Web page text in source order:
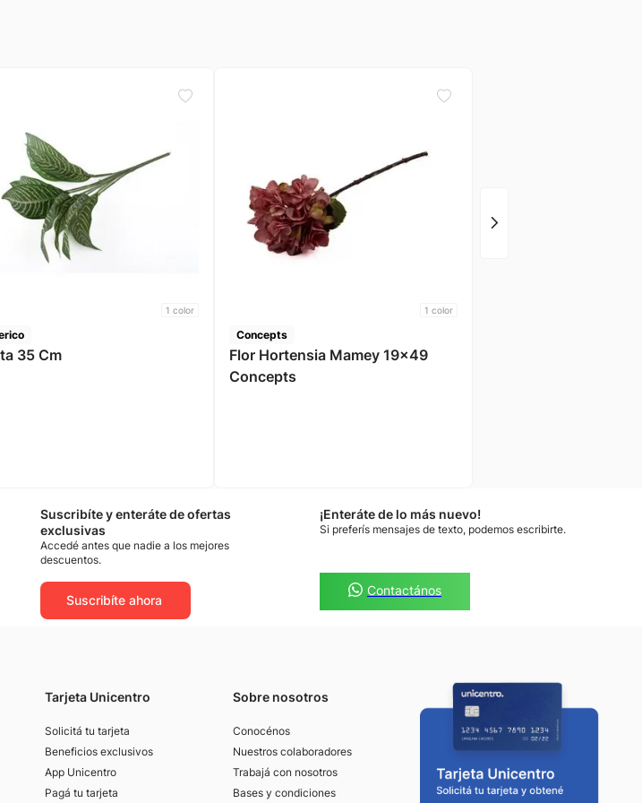
1 color
35 Cm
1 color
Concepts
Flor Hortensia Mamey 19x49
Concepts
Suscribíte y enteráte de ofertas
exclusivas
Accedé antes que nadie a los mejores
descuentos.
Suscribíte ahora
¡Enteráte de lo más nuevo!
Si preferís mensajes de texto, podemos escribirte.
Contactános
Tarjeta Unicentro
Solicitá tu tarjeta
Beneficios exclusivos
App Unicentro
Pagá tu tarjeta
Sobre nosotros
Conocénos
Nuestros colaboradores
Trabajá con nosotros
Bases y condiciones